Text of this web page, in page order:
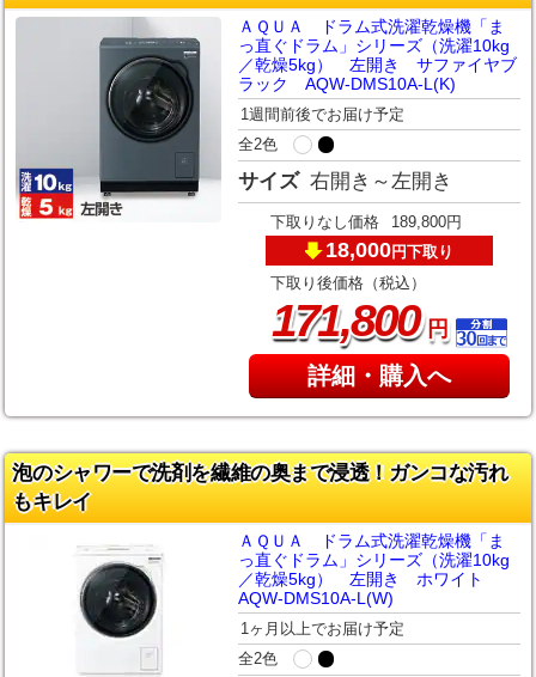
ＡＱＵＡ ドラム式洗濯乾燥機「ま
っ直ぐドラム」シリーズ（洗濯10kg
／乾燥5kg） 左開き サファイヤブ
ラック AQW-DMS10A-L(K)
1週間前後でお届け予定
全2色
サイズ 右開き～左開き
下取りなし価格 189,800円
18,000円下取り
下取り後価格（税込）
171,800円
詳細・購入へ
泡のシャワーで洗剤を繊維の奥まで浸透！ガンコな汚れ
もキレイ
ＡＱＵＡ ドラム式洗濯乾燥機「ま
っ直ぐドラム」シリーズ（洗濯10kg
／乾燥5kg） 左開き ホワイト
AQW-DMS10A-L(W)
1ヶ月以上でお届け予定
全2色